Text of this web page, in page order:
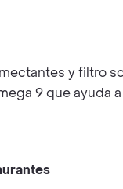
y filtro
9 que ayuda